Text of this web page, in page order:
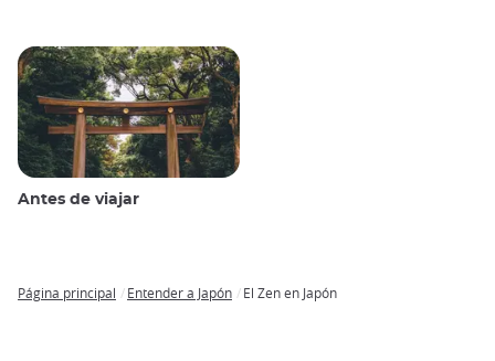
Antes de viajar
Página principal Entender a Japón El Zen en Japón